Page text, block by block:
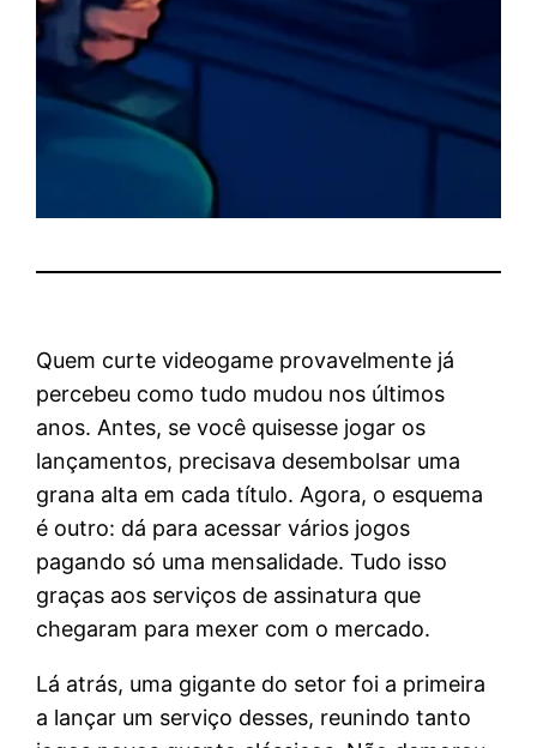
Quem curte videogame provavelmente já
percebeu como tudo mudou nos últimos
anos. Antes, se você quisesse jogar os
lançamentos, precisava desembolsar uma
grana alta em cada título. Agora, o esquema
é outro: dá para acessar vários jogos
pagando só uma mensalidade. Tudo isso
graças aos serviços de assinatura que
chegaram para mexer com o mercado.
Lá atrás, uma gigante do setor foi a primeira
a lançar um serviço desses, reunindo tanto